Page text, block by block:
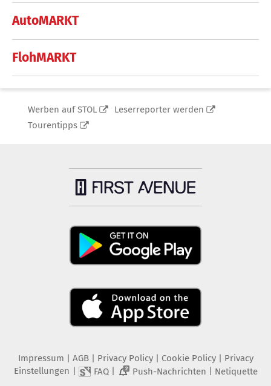
AutoMARKT
FlohMARKT
Werben auf STOL
Leserreporter werden
Tourentipps
Impressum AGB Privacy Policy| Cookie Policy| Privacy
Einstellungen
FAQ| 2 Push-Nachrichten Netiquette